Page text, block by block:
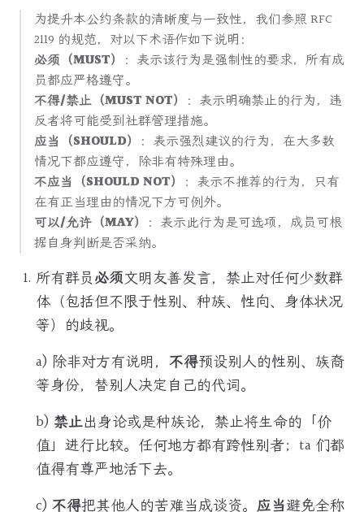
为提升本公约条款的清晰度与一致性，我们参照 RFC
2119 的规范，对以下术语作如下说明：
必须（MUST） ：表示该行为是强制性的要求，所有成
员都应严格遵守。
不得/禁止（MUST NOT） ：表示明确禁止的行为，违
反者将可能受到社群管理措施。
应当（SHOULD） ：表示强烈建议的行为，在大多数
情况下都应遵守，除非有特殊理由。
不应当（SHOULD NOT） ：表示不推荐的行为，只有
在有正当理由的情况下方可例外。
可以/允许（MAY） ：表示此行为是可选项，成员可根
据自身判断是否采纳。
所有群员必须文明友善发言，禁止对任何少数群
体（包括但不限于性别、种族、性向、身体状况
等）的歧视。
a) 除非对方有说明， 不得预设别人的性别、族裔
等身份，替别人决定自己的代词。
b) 禁止出身论或是种族论，禁止将生命的「价
值」进行比较。任何地方都有跨性别者；ta 们都
值得有尊严地活下去。
c) 不得把其他人的苦难当成谈资。 应当避免全称